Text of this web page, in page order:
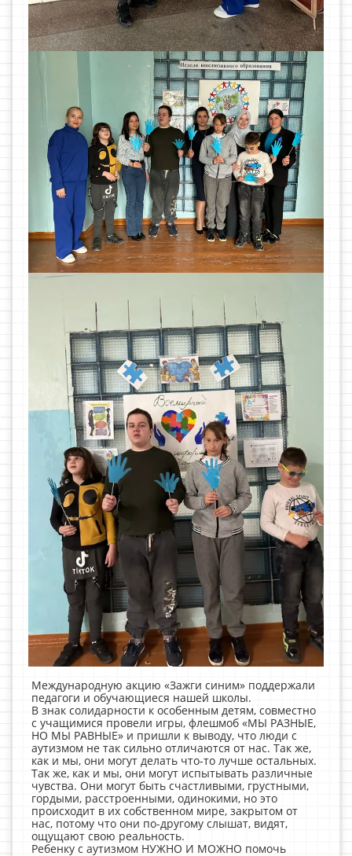
Международную акцию «Зажги синим» поддержали
педагоги и обучающиеся нашей школы.
В знак солидарности к особенным детям, совместно
с учащимися провели игры, флешмоб «МЫ РАЗНЫЕ,
НО МЫ РАВНЫЕ» и пришли к выводу, что люди с
аутизмом не так сильно отличаются от нас. Так же,
как и мы, они могут делать что-то лучше остальных.
Так же, как и мы, они могут испытывать различные
чувства. Они могут быть счастливыми, грустными,
гордыми, расстроенными, одинокими, но это
происходит в их собственном мире, закрытом от
нас, потому что они по-другому слышат, видят,
ощущают свою реальность.
Ребенку с аутизмом НУЖНО И МОЖНО помочь